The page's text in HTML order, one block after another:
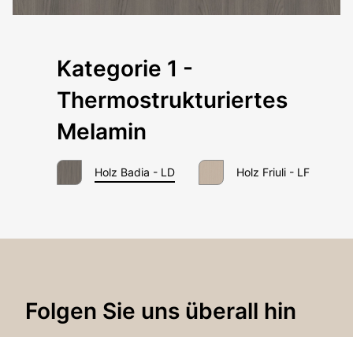
Passwort*
Passwort-Wiederherstellung
Kategorie 1 -
Thermostrukturiertes
Melamin
Holz Badia - LD Holz Friuli - LF
Folgen Sie uns überall hin